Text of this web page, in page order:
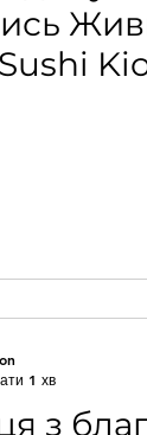
з
1 хв